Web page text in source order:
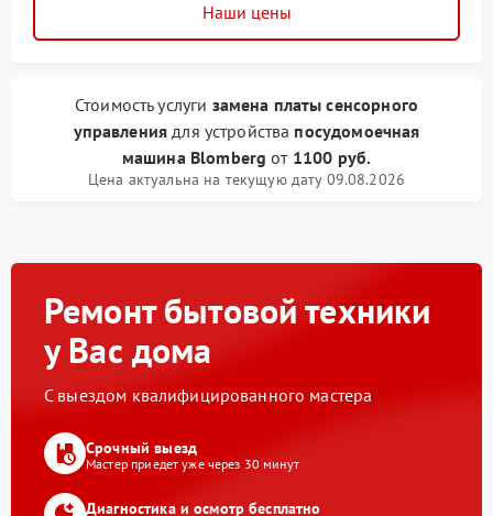
Наши цены
Стоимость услуги замена платы сенсорного
управления для устройства посудомоечная
машина Blomberg от 1100 руб.
Цена актуальна на текущую дату 09.08.2026
Ремонт бытовой техники
у Вас дома
С выездом квалифицированного мастера
Срочный выезд
Мастер приедет уже через 30 минут
Диагностика и осмотр бесплатно